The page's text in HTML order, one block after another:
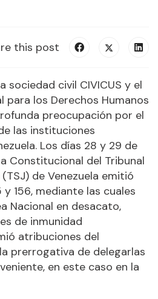
this post
sociedad civil CIVICUS y el
para los Derechos Humanos
preocupación por el
las instituciones
Los días 28 y 29 de
Constitucional del Tribunal
de Venezuela emitió
y 156, mediante las cuales
Nacional en desacato,
de inmunidad
atribuciones del
prerrogativa de delegarlas
en este caso en la